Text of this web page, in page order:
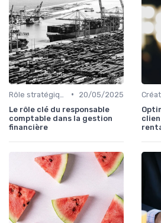
•
20/05/2025
Le rôle clé du responsable
comptable dans la gestion
financière